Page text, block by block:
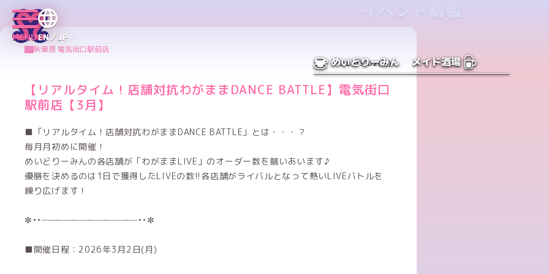
MENUEN／JP
めいどりーみん メイド酒場
イベント情報
秋葉原 電気街口駅前店
26.03.02(月)
【リアルタイム！店舗対抗わがままDANCE BATTLE】電気街口
駅前店【3月】
■「リアルタイム！店舗対抗わがままDANCE BATTLE」とは・・・？
毎月月初めに開催！
めいどりーみんの各店舗が「わがままLIVE」のオーダー数を競いあいます♪
優勝を決めるのは1日で獲得したLIVEの数!!各店舗がライバルとなって熱いLIVEバトルを
繰り広げます！
✼••┈┈┈┈┈┈┈┈┈┈┈┈┈┈┈┈┈┈••✼
■開催日程：2026年3月2日(月)